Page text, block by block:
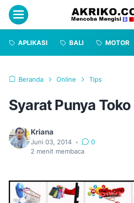
Menu
APLIKASI BALI MOTOR
Beranda Online Tips
Syarat Punya
Kriana
Juni 03, 2014 •
0
2 menit membaca